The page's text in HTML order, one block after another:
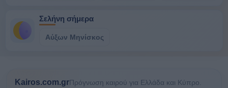
Σελήνη σήμερα
Αύξων Μηνίσκος
Kairos.com.grΠρόγνωση καιρού για Ελλάδα και Κύπρο.